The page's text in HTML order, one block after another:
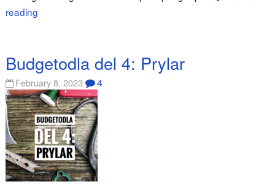
reading
Budgetodla del 4: Prylar
February 8, 2023 4